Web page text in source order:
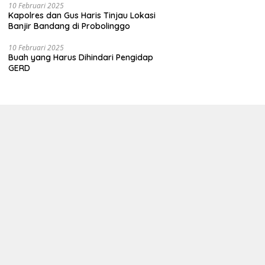
10 Februari 2025
Kapolres dan Gus Haris Tinjau Lokasi
Banjir Bandang di Probolinggo
10 Februari 2025
Buah yang Harus Dihindari Pengidap
GERD